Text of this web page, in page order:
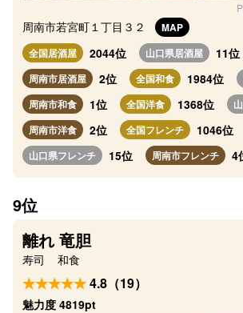
周南市若宮町１丁目３２
MAP
全国居酒屋
2044位 山口県居酒屋 11位
周南市居酒屋 2位 全国和食 1984位
周南市和食 1位 全国洋食 1368位
周南市洋食 2位 全国フレンチ 1046位
山口県フレンチ 15位 周南市フレンチ 4
9位
離れ 竜胆
寿司 和食
4.8（19）
魅力度 4819pt